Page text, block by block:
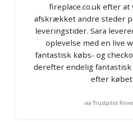
fireplace.co.uk efter
afskrækket andre steder
leveringstider. Sara
oplevelse med en live
fantastisk købs- og
derefter endelig
efter købet.
via Trustpilot